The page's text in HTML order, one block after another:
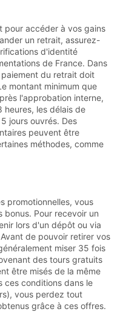
pour accéder à vos gains
un retrait, assurez-
d'identité
de France. Dans
du retrait doit
montant minimum que
l'approbation interne,
les délais de
jours ouvrés. Des
peuvent être
méthodes, comme
promotionnelles, vous
Pour recevoir un
lors d'un dépôt ou via
de pouvoir retirer vos
miser 35 fois
des tours gratuits
être misés de la même
ces conditions dans le
vous perdez tout
grâce à ces offres.